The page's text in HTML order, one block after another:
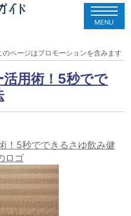
MENU
用術！5秒でで